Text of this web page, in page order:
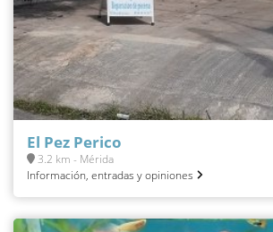
El Pez Perico
3.2 km - Mérida
Información, entradas y opiniones